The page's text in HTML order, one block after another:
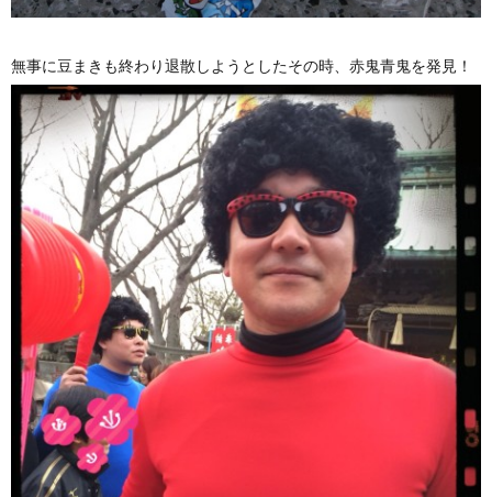
無事に豆まきも終わり退散しようとしたその時、赤鬼青鬼を発見！